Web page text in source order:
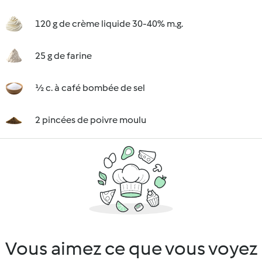
120 g de crème liquide 30-40% m.g.
25 g de farine
½ c. à café bombée de sel
2 pincées de poivre moulu
Vous aimez ce que vous voyez